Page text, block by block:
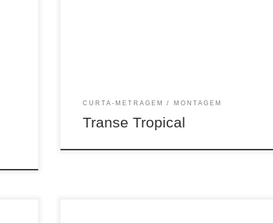
CURTA-METRAGEM MONTAGEM
Transe Tropical